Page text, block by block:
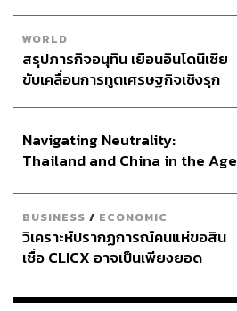
WORLD
สรุปภารกิจอนุทิน เยือนอินโดนีเซีย
ขับเคลื่อนการทูตเศรษฐกิจเชิงรุก
Navigating Neutrality:
Thailand and China in the Age
BUSINESS / ECONOMIC
วิเคราะห์ปรากฏการณ์คนแห่ขอสิน
เชื่อ CLICX อาจเป็นเพียงยอด
เรือนไทยที่ถูกซุกไว้